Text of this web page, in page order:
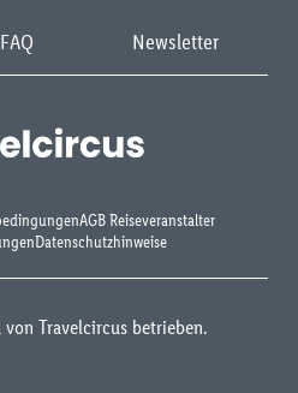
FAQ Newsletter
AGB Reiseveranstalter
Datenschutzhinweise
Travelcircus betrieben.